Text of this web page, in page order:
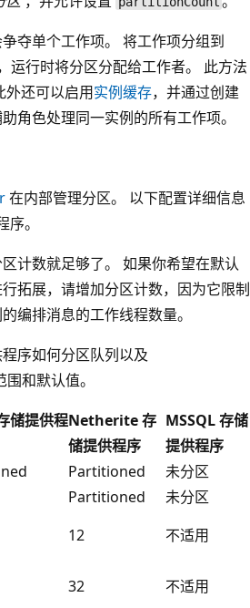
夺单个工作项。 将工作项分组到
运行时将分区分配给工作者。 此方法
外还可以启用实例缓存，并通过创建
角色处理同一实例的所有工作项。
在内部管理分区。 以下配置详细信息
。
计数就足够了。 如果你希望在默认
拓展，请增加分区计数，因为它限制
编排消息的工作线程数量。
序如何分区队列以及
和默认值。
储提供程Netherite 存
储提供程序
MSSQL 存储
提供程序
Partitioned
未分区
Partitioned
未分区
12
不适用
32 不适用